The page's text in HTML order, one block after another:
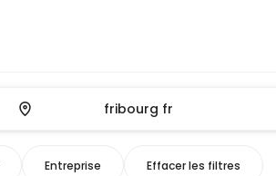
Entreprise Effacer les filtres